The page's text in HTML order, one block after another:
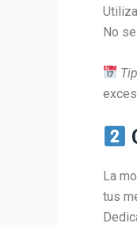
No
La
tus